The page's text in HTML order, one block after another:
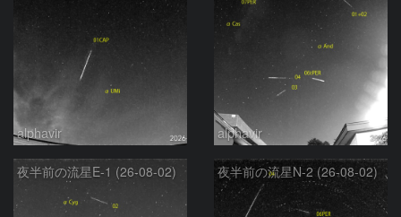
alphavir alphavir
夜半前の流星E-1 (26-08-02) 夜半前の流星N-2 (26-08-02)